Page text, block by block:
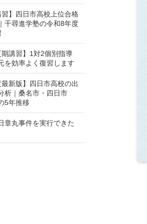
習】四日市高校上位合格
千尋進学塾の令和8年度
期講習】1対2個別指導
を効率よく復習します
最新版】四日市高校の出
析｜桑名市・四日市
5年推移
章丸事件を実行できた